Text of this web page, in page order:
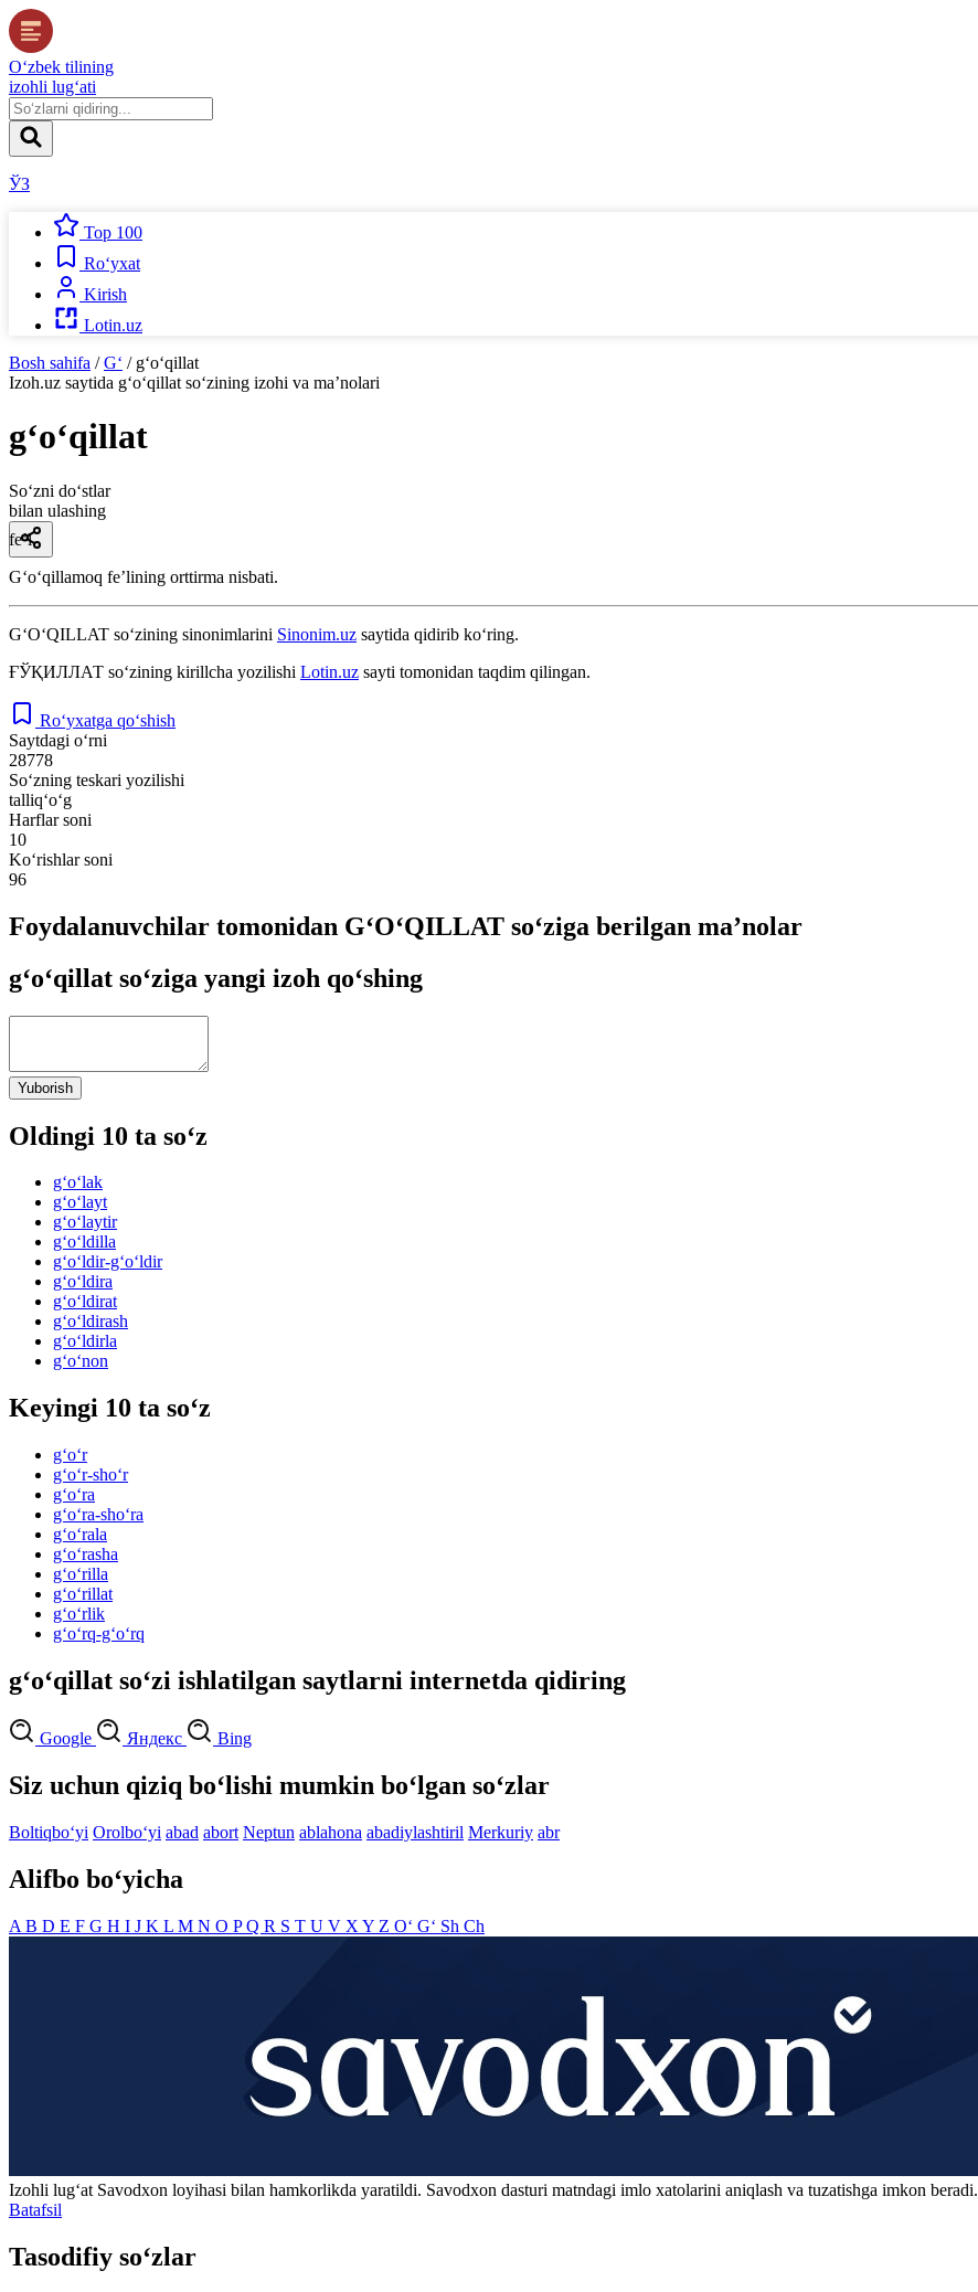
O‘zbek tilining
izohli lug‘ati
ЎЗ
Top 100
Ro‘yxat
Kirish
Lotin.uz
Bosh sahifa / G‘ / g‘o‘qillat
Izoh.uz saytida g‘o‘qillat so‘zining izohi va ma’nolari
g‘o‘qillat
So‘zni do‘stlar
bilan ulashing
fe’l
Gʻoʻqillamoq feʼlining orttirma nisbati.
G‘O‘QILLAT so‘zining sinonimlarini Sinonim.uz saytida qidirib ko‘ring.
ҒЎҚИЛЛАТ so‘zining kirillcha yozilishi Lotin.uz sayti tomonidan taqdim qilingan.
Ro‘yxatga qo‘shish
Saytdagi o‘rni
28778
So‘zning teskari yozilishi
talliq‘o‘g
Harflar soni
10
Ko‘rishlar soni
96
Foydalanuvchilar tomonidan G‘O‘QILLAT so‘ziga berilgan ma’nolar
g‘o‘qillat so‘ziga yangi izoh qo‘shing
Yuborish
Oldingi 10 ta so‘z
g‘o‘lak
g‘o‘layt
g‘o‘laytir
g‘o‘ldilla
g‘o‘ldir-g‘o‘ldir
g‘o‘ldira
g‘o‘ldirat
g‘o‘ldirash
g‘o‘ldirla
g‘o‘non
Keyingi 10 ta so‘z
g‘o‘r
g‘o‘r-sho‘r
g‘o‘ra
g‘o‘ra-sho‘ra
g‘o‘rala
g‘o‘rasha
g‘o‘rilla
g‘o‘rillat
g‘o‘rlik
g‘o‘rq-g‘o‘rq
g‘o‘qillat so‘zi ishlatilgan saytlarni internetda qidiring
Google Яндекс Bing
Siz uchun qiziq bo‘lishi mumkin bo‘lgan so‘zlar
Boltiqbo‘yi Orolbo‘yi abad abort Neptun ablahona abadiylashtiril Merkuriy abr
Alifbo bo‘yicha
A B D E F G H I J K L M N O PQ R S T U V X Y Z O‘ G‘ Sh Ch
Izohli lugʻat Savodxon loyihasi bilan hamkorlikda yaratildi. Savodxon dasturi matndagi imlo xatolarini aniqlash va tuzatishga imkon beradi.
Batafsil
Tasodifiy so‘zlar